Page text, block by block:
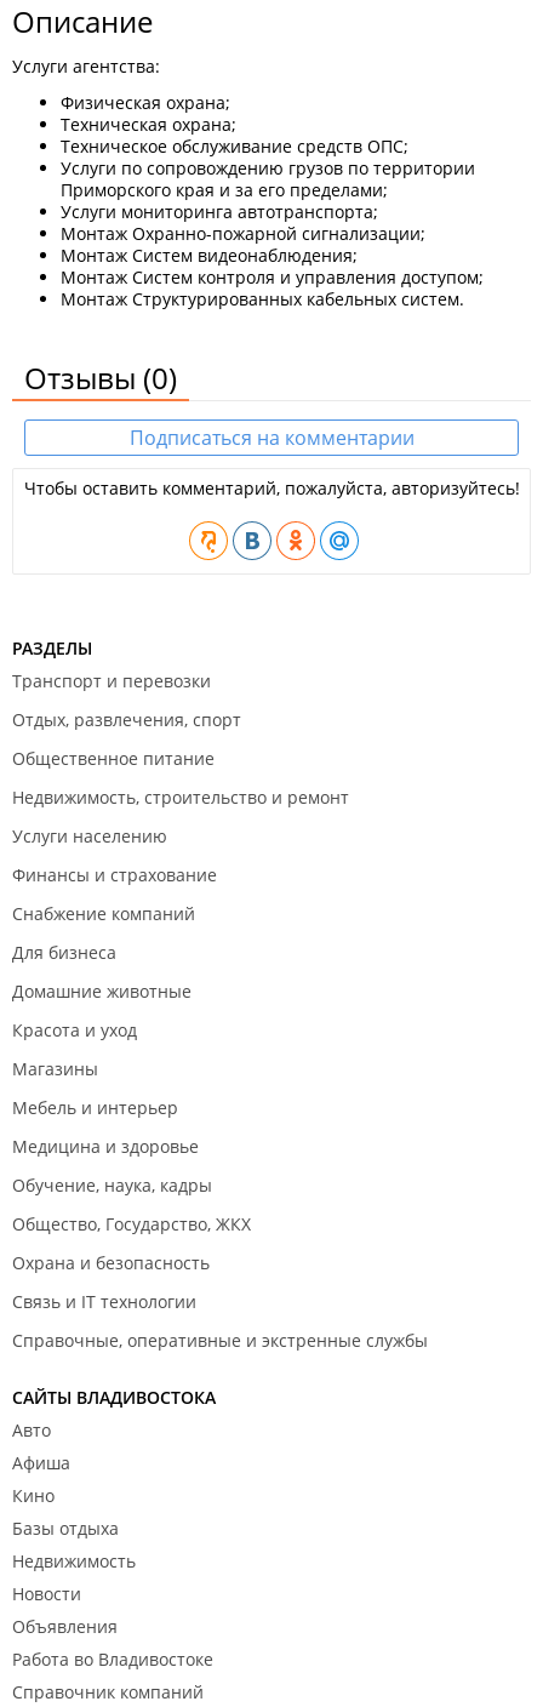
Описание
Услуги агентства:
Физическая охрана;
Техническая охрана;
Техническое обслуживание средств ОПС;
Услуги по сопровождению грузов по территории
Приморского края и за его пределами;
Услуги мониторинга автотранспорта;
Монтаж Охранно-пожарной сигнализации;
Монтаж Систем видеонаблюдения;
Монтаж Систем контроля и управления доступом;
Монтаж Структурированных кабельных систем.
Отзывы (0)
Подписаться на комментарии
Чтобы оставить комментарий, пожалуйста, авторизуйтесь!
РАЗДЕЛЫ
Транспорт и перевозки
Отдых, развлечения, спорт
Общественное питание
Недвижимость, строительство и ремонт
Услуги населению
Финансы и страхование
Снабжение компаний
Для бизнеса
Домашние животные
Красота и уход
Магазины
Мебель и интерьер
Медицина и здоровье
Обучение, наука, кадры
Общество, Государство, ЖКХ
Охрана и безопасность
Связь и IT технологии
Справочные, оперативные и экстренные службы
САЙТЫ ВЛАДИВОСТОКА
Авто
Афиша
Кино
Базы отдыха
Недвижимость
Новости
Объявления
Работа во Владивостоке
Справочник компаний